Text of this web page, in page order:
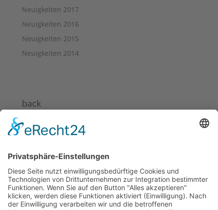
Neuigkeiten 2017
Neuigkeiten 2016
Neuigkeiten 2015
Neuigkeiten 2014
back
News 2023
News 2021
News 2020
News 2019
News 2018